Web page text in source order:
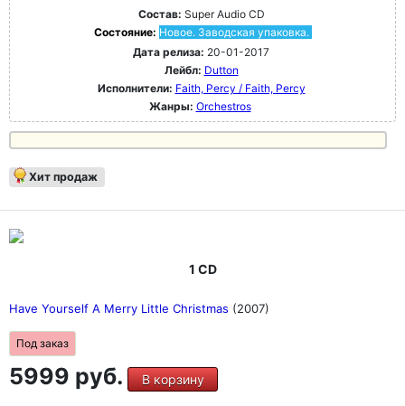
Состав: Super Audio CD
Состояние: Новое. Заводская упаковка.
Дата релиза: 20-01-2017
Лейбл: Dutton
Исполнители: Faith, Percy / Faith, Percy
Жанры: Orchestros
Хит продаж
1 CD
Have Yourself A Merry Little Christmas (2007)
Под заказ
5999 руб. В корзину